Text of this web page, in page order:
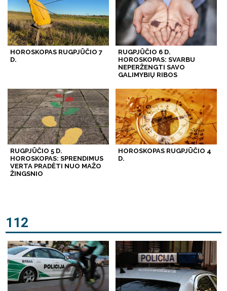
HOROSKOPAS RUGPJŪČIO 7
D.
RUGPJŪČIO 6 D.
HOROSKOPAS: SVARBU
NEPERŽENGTI SAVO
GALIMYBIŲ RIBOS
RUGPJŪČIO 5 D.
HOROSKOPAS: SPRENDIMUS
VERTA PRADĖTI NUO MAŽO
ŽINGSNIO
HOROSKOPAS RUGPJŪČIO 4
D.
112